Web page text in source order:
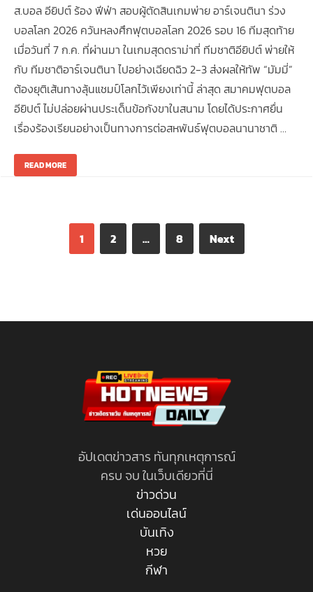
ส.บอล อียิปต์ ร้อง ฟีฟ่า สอบผู้ตัดสินเกมพ่าย อาร์เจนตินา ร่วง
บอลโลก 2026 ควันหลงศึกฟุตบอลโลก 2026 รอบ 16 ทีมสุดท้าย
เมื่อวันที่ 7 ก.ค. ที่ผ่านมา ในเกมสุดดราม่าที่ ทีมชาติอียิปต์ พ่ายให้
กับ ทีมชาติอาร์เจนตินา ไปอย่างเฉียดฉิว 2-3 ส่งผลให้ทัพ “มัมมี่”
ต้องยุติเส้นทางลุ้นแชมป์โลกไว้เพียงเท่านี้ ล่าสุด สมาคมฟุตบอล
อียิปต์ ไม่ปล่อยผ่านประเด็นข้อกังขาในสนาม โดยได้ประกาศยื่น
เรื่องร้องเรียนอย่างเป็นทางการต่อสหพันธ์ฟุตบอลนานาชาติ …
READ MORE
1 2 … 8 Next
อัปเดตข่าวสาร ทันทุกเหตุการณ์
ครบ จบ ในเว็บเดียวที่นี่
ข่าวด่วน
เด่นออนไลน์
บันเทิง
หวย
กีฬา